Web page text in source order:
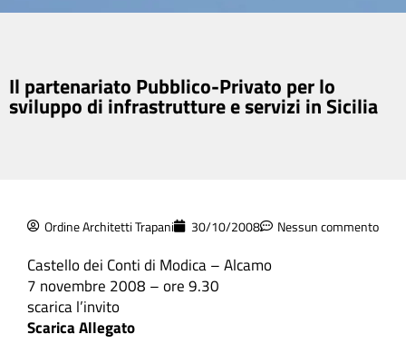
Il partenariato Pubblico-Privato per lo
sviluppo di infrastrutture e servizi in Sicilia
Ordine Architetti Trapani 30/10/2008 Nessun commento
Castello dei Conti di Modica – Alcamo
7 novembre 2008 – ore 9.30
scarica l’invito
Scarica Allegato